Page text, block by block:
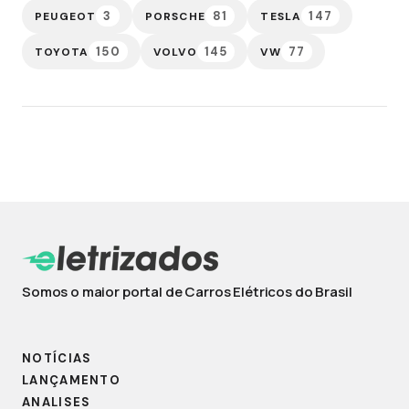
PEUGEOT 3 PORSCHE 81 TESLA 147
TOYOTA 150 VOLVO 145 VW 77
Somos o maior portal de Carros Elétricos do Brasil
NOTÍCIAS
LANÇAMENTO
ANALISES